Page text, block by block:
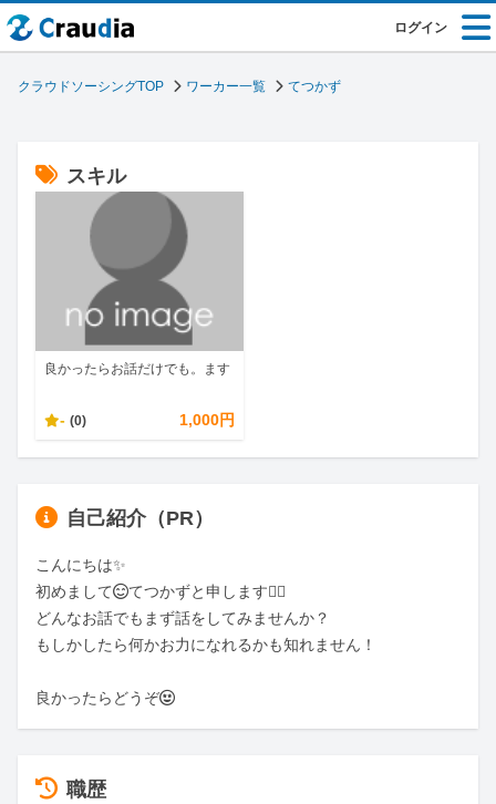
ログイン
クラウドソーシングTOP ワーカー一覧 てつかず
スキル
良かったらお話だけでも。ます
- (0) 1,000円
自己紹介（PR）
こんにちは✨
初めまして😊てつかずと申します🙇‍♀️
どんなお話でもまず話をしてみませんか？
もしかしたら何かお力になれるかも知れません！
良かったらどうぞ🤩
職歴